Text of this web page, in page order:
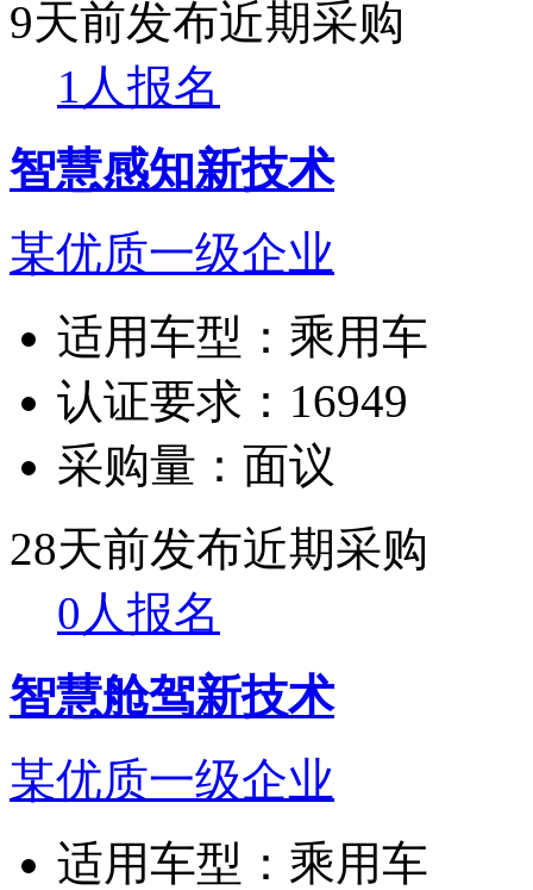
9天前发布近期采购
1人报名
智慧感知新技术
某优质一级企业
适用车型： 乘用车
认证要求： 16949
采购量： 面议
28天前发布近期采购
0人报名
智慧舱驾新技术
某优质一级企业
适用车型： 乘用车